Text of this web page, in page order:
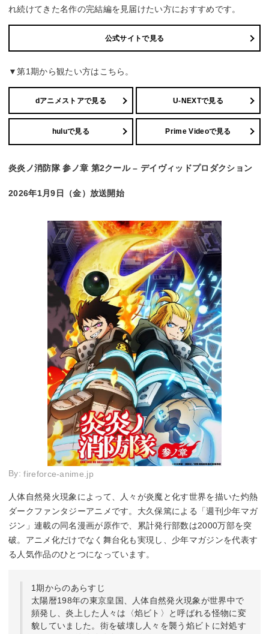
れ続けてきた名作の完結編を見届けたい方におすすめです。
公式サイトで見る
▼第1期から観たい方はこちら。
dアニメストアで見る U-NEXTで見る
huluで見る Prime Videoで見る
炎炎ノ消防隊 参ノ章 第2クール – デイヴィッドプロダクション
2026年1月9日（金）放送開始
By:fireforce-anime.jp
人体自然発火現象によって、人々が炎魔と化す世界を描いた灼熱
ダークファンタジーアニメです。大久保篤による「週刊少年マガ
ジン」連載の同名漫画が原作で、累計発行部数は2000万部を突
破。アニメ化だけでなく舞台化も実現し、少年マガジンを代表す
る人気作品のひとつになっています。
1期からのあらすじ
太陽暦198年の東京皇国、人体自然発火現象が世界中で
頻発し、炎上した人々は〈焰ビト〉と呼ばれる怪物に変
貌していました。街を破壊し人々を襲う焰ビトに対処す